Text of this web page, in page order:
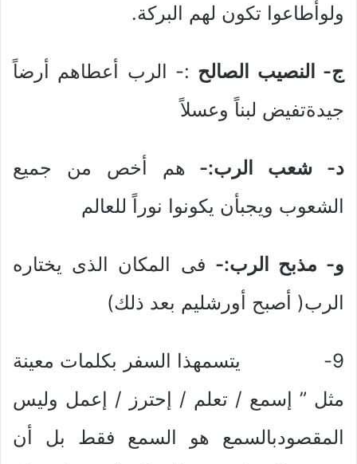
ولوأطاعوا تكون لهم البركة.
ج- النصيب الصالح :- الرب أعطاهم أرضاً
جيدةتفيض لبناً وعسلاً
د- شعب الرب:- هم أخص من جميع
الشعوب ويجبأن يكونوا نوراً للعالم
و- مذبح الرب:- فى المكان الذى يختاره
الرب( أصبح أورشليم بعد ذلك)
9- يتسمهذا السفر بكلمات معينة
مثل ” إسمع / تعلم / إحترز / إعمل وليس
المقصودبالسمع هو السمع فقط بل أن